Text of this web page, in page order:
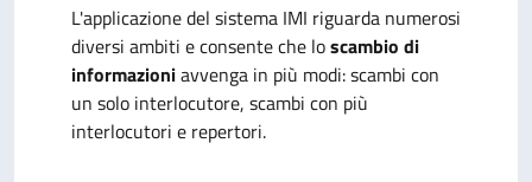
L'applicazione del sistema IMI riguarda numerosi
diversi ambiti e consente che loscambio di
informazioniavvenga in più modi: scambi con
un solo interlocutore, scambi con più
interlocutori e repertori.